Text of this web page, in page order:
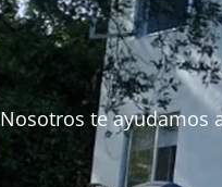
Nosotros te ayudamos